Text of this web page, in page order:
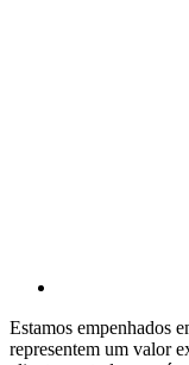
Estamos empenhados
representem um valor